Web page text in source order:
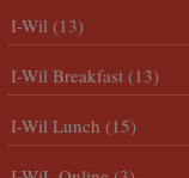
I-Wil (13)
I-Wil Breakfast (13)
I-Wil Lunch (15)